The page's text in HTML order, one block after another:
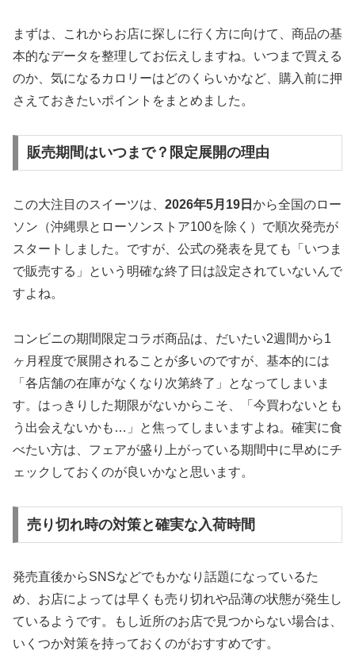
まずは、これからお店に探しに行く方に向けて、商品の基
本的なデータを整理してお伝えしますね。いつまで買える
のか、気になるカロリーはどのくらいかなど、購入前に押
さえておきたいポイントをまとめました。
販売期間はいつまで？限定展開の理由
この大注目のスイーツは、 2026年5月19日 から全国のロー
ソン（沖縄県とローソンストア100を除く）で順次発売が
スタートしました。ですが、公式の発表を見ても「いつま
で販売する」という明確な終了日は設定されていないんで
すよね。
コンビニの期間限定コラボ商品は、だいたい2週間から1
ヶ月程度で展開されることが多いのですが、基本的には
「各店舗の在庫がなくなり次第終了」
となってしまいま
す。はっきりした期限がないからこそ、「今買わないとも
う出会えないかも…」と焦ってしまいますよね。確実に食
べたい方は、フェアが盛り上がっている期間中に早めにチ
ェックしておくのが良いかなと思います。
売り切れ時の対策と確実な入荷時間
発売直後からSNSなどでもかなり話題になっているた
め、お店によっては早くも売り切れや品薄の状態が発生し
ているようです。もし近所のお店で見つからない場合は、
いくつか対策を持っておくのがおすすめです。